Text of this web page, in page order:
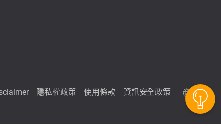
隱私權政策 使用條款 資訊安全政策
QNAP RAID 容量計算器